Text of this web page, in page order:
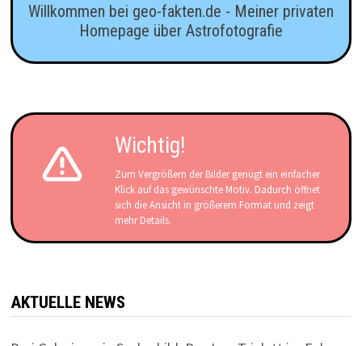
Willkommen bei geo-fakten.de - Meiner privaten
Homepage über Astrofotografie
Wichtig!
Zum Vergrößern der Bilder genügt ein einfacher
Klick auf das gewünschte Motiv. Dadurch öffnet
sich die Ansicht in größerem Format und zeigt
mehr Details.
AKTUELLE NEWS